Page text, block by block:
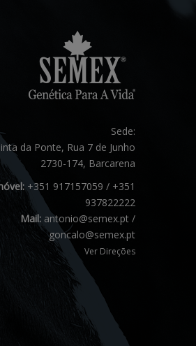
Sede:
da Ponte, Rua 7 de Junho
2730-174, Barcarena
+351 917157059 / +351
937822222
Mail: antonio@semex.pt /
goncalo@semex.pt
Ver Direções